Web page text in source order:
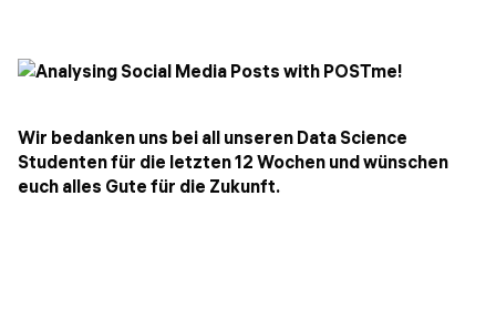
Wir bedanken uns bei all unseren Data Science
Studenten für die letzten 12 Wochen und wünschen
euch alles Gute für die Zukunft.